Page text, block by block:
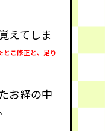
えてしま
こ修正と、足り
お経の中